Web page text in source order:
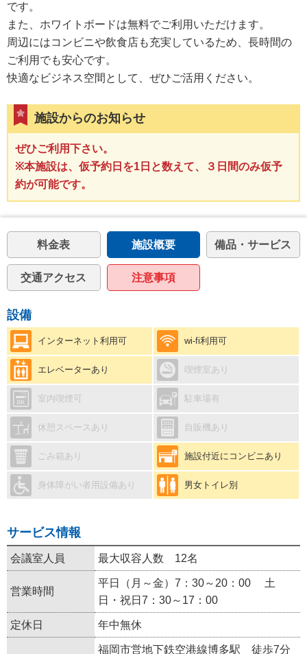
です。
また、ホワイトボードは無料でご利用いただけます。
周辺にはコンビニや飲食店も充実しているため、長時間の
ご利用でも安心です。
快適なビジネス空間として、ぜひご活用ください。
施設からのお知らせ
ぜひご利用下さい。
※本施設は、仮予約日を1日と数えて、３日間のみ仮予
約が可能です。
料金表 施設概要 備品・サービス
交通アクセス 注意事項
設備
インターネット利用可 wi-fi利用可
エレベーターあり 喫煙室あり
室内喫煙可 駐車場有
休憩スペースあり 自販機あり
ごみ箱あり 施設付近にコンビニあり
身体障がい者用設備あり 男女トイレ別
サービス情報
会議室人員 最大収容人数 12名
営業時間
平日（月～金）7：30～20：00 土
日・祝日7：30～17：00
定休日 年中無休
福岡市営地下鉄空港線博多駅 徒歩7分